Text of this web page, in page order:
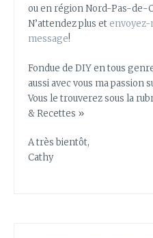
ou en région Nord-Pas-de-
N’attendez plus et envoyez-
message!
Fondue de DIY en tous
aussi avec vous ma passion
Vous le trouverez sous la
& Recettes »
A très bientôt,
Cathy